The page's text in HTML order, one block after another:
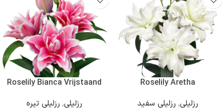
Roselily Aretha
رزلیلی, رزلیلی سفید
Roselily Bianca Vrijstaand
رزلیلی, رزلیلی تیره